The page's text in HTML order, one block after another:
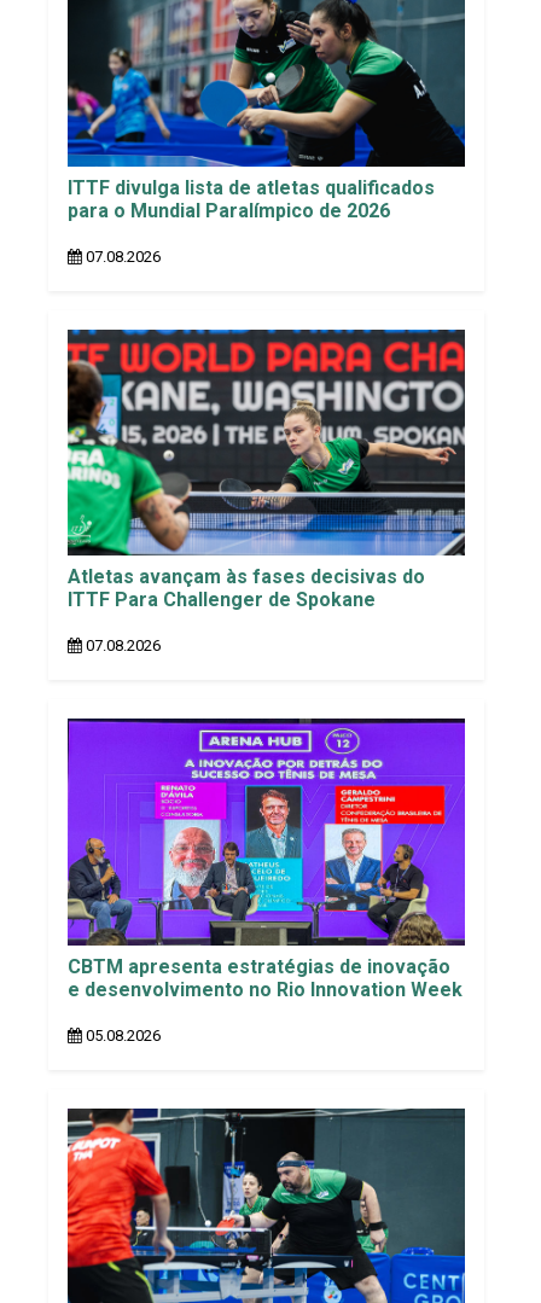
ITTF divulga lista de atletas qualificados
para o Mundial Paralímpico de 2026
07.08.2026
Atletas avançam às fases decisivas do
ITTF Para Challenger de Spokane
07.08.2026
CBTM apresenta estratégias de inovação
e desenvolvimento no Rio Innovation Week
05.08.2026